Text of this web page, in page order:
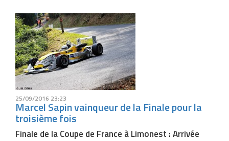
25/09/2016 23:23
Marcel Sapin vainqueur de la Finale pour la
troisième fois
Finale de la Coupe de France à Limonest : Arrivée